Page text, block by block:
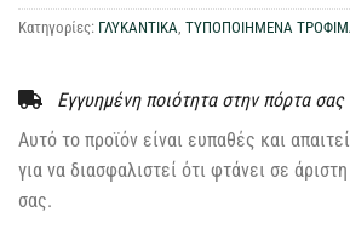
Κατηγορίες: ΓΛΥΚΑΝΤΙΚΑ ΤΥΠΟΠΟΙΗΜΕΝΑ
Εγγυημένη ποιότητα στην πόρτα σας
Αυτό το προϊόν είναι ευπαθές και
για να διασφαλιστεί ότι φτάνει σε
σας.